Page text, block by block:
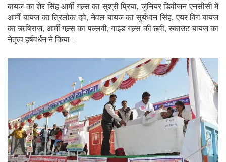
बायज का शेर सिंह आर्मी गल्र्स का सुश्री प्रिया, जुनियर डिवीजन एनसीसी में
आर्मी बायज का त्रिलोक दवे, नेवल बायज का सुर्यभान सिंह, एयर विंग बायज
का ऋषिराज, आर्मी गल्र्स का पल्लवी, गाइड गल्र्स की छवी, स्काउट बायज का
नेतृत्व हर्षवर्धन ने किया।